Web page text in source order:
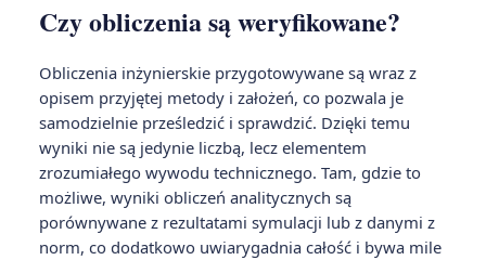
Czy obliczenia są weryfikowane?
Obliczenia inżynierskie przygotowywane są wraz z
opisem przyjętej metody i założeń, co pozwala je
samodzielnie prześledzić i sprawdzić. Dzięki temu
wyniki nie są jedynie liczbą, lecz elementem
zrozumiałego wywodu technicznego. Tam, gdzie to
możliwe, wyniki obliczeń analitycznych są
porównywane z rezultatami symulacji lub z danymi z
norm, co dodatkowo uwiarygadnia całość i bywa mile